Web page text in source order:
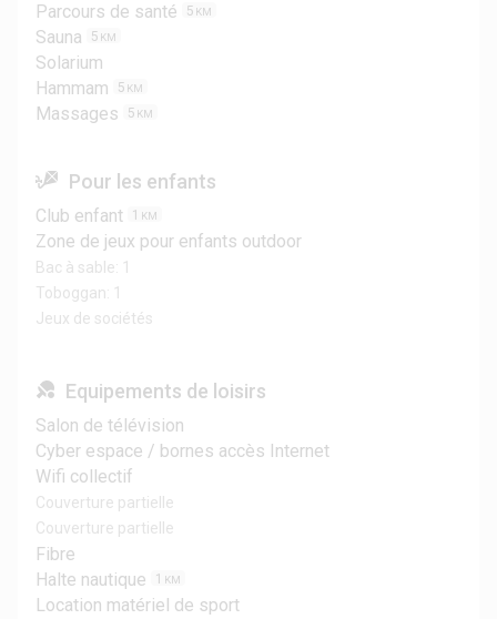
Parcours de santé 5 KM
Sauna 5 KM
Solarium
Hammam
5 KM
Massages 5 KM
Pour les enfants
Club enfant 1 KM
Zone de jeux pour enfants outdoor
Bac à sable: 1
Toboggan: 1
Jeux de sociétés
Equipements de loisirs
Salon de télévision
Cyber espace / bornes accès Internet
Wifi collectif
Couverture partielle
Couverture partielle
Fibre
Halte nautique
1 KM
Location matériel de sport